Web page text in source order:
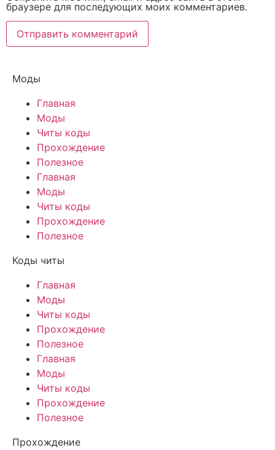
браузере для последующих моих комментариев.
Моды
Главная
Моды
Читы коды
Прохождение
Полезное
Главная
Моды
Читы коды
Прохождение
Полезное
Коды читы
Главная
Моды
Читы коды
Прохождение
Полезное
Главная
Моды
Читы коды
Прохождение
Полезное
Прохождение